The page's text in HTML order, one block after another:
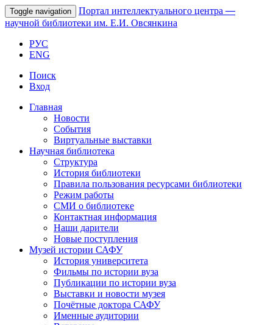
Toggle navigation Портал интеллектуального центра —
научной библиотеки им. Е.И. Овсянкина
РУС
ENG
Поиск
Вход
Главная
Новости
События
Виртуальные выставки
Научная библиотека
Структура
История библиотеки
Правила пользования ресурсами библиотеки
Режим работы
СМИ о библиотеке
Контактная информация
Наши дарители
Новые поступления
Музей истории САФУ
История университета
Фильмы по истории вуза
Публикации по истории вуза
Выставки и новости музея
Почётные доктора САФУ
Именные аудитории